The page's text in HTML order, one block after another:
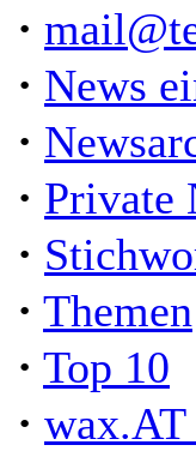
·
· News
·
· Private
·
· Themen
· Top 10
· wax.AT